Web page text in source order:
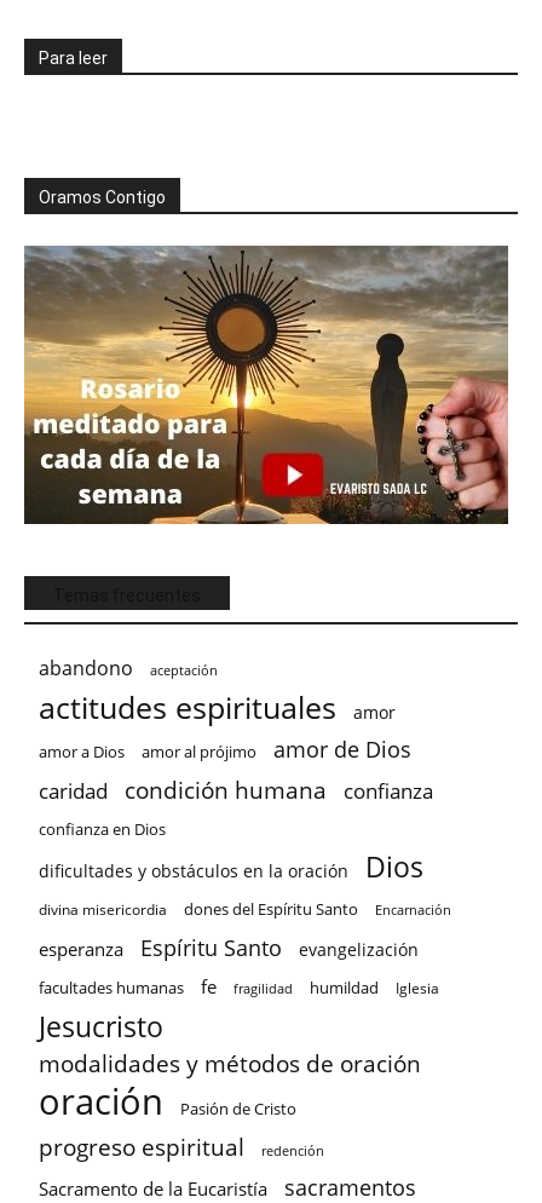
Para leer
Oramos Contigo
abandono aceptación
actitudes espirituales amor
amor a Dios amor al prójimo amor de Dios
caridad condición humana confianza
confianza en Dios
dificultades y obstáculos en la oración Dios
divina misericordia dones del Espíritu Santo Encarnación
esperanza Espíritu Santo evangelización
facultades humanas fe fragilidad humildad Iglesia
Jesucristo
modalidades y métodos de oración
oración Pasión de Cristo
progreso espiritual redención
Sacramento de la Eucaristía sacramentos